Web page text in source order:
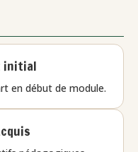
initial
en début de module.